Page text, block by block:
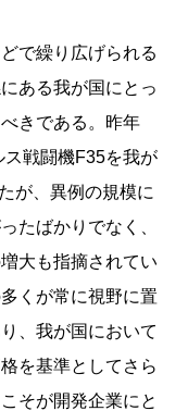
で繰り広げられる
ある我が国にとっ
きである。昨年
ス戦闘機F35を我が
が、異例の規模に
たばかりでなく、
大も指摘されてい
くが常に視野に置
、我が国において
を基準としてさら
そが開発企業にと